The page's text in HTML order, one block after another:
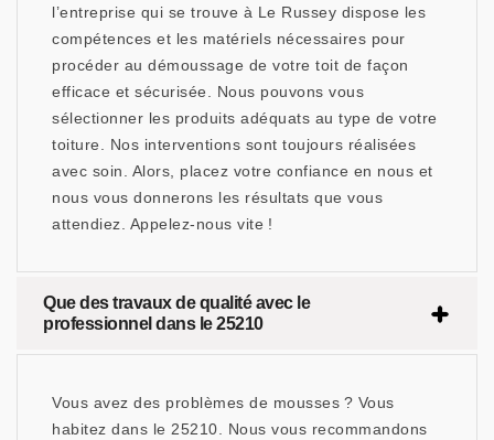
l’entreprise qui se trouve à Le Russey dispose les
compétences et les matériels nécessaires pour
procéder au démoussage de votre toit de façon
efficace et sécurisée. Nous pouvons vous
sélectionner les produits adéquats au type de votre
toiture. Nos interventions sont toujours réalisées
avec soin. Alors, placez votre confiance en nous et
nous vous donnerons les résultats que vous
attendiez. Appelez-nous vite !
Que des travaux de qualité avec le
professionnel dans le 25210
Vous avez des problèmes de mousses ? Vous
habitez dans le 25210. Nous vous recommandons